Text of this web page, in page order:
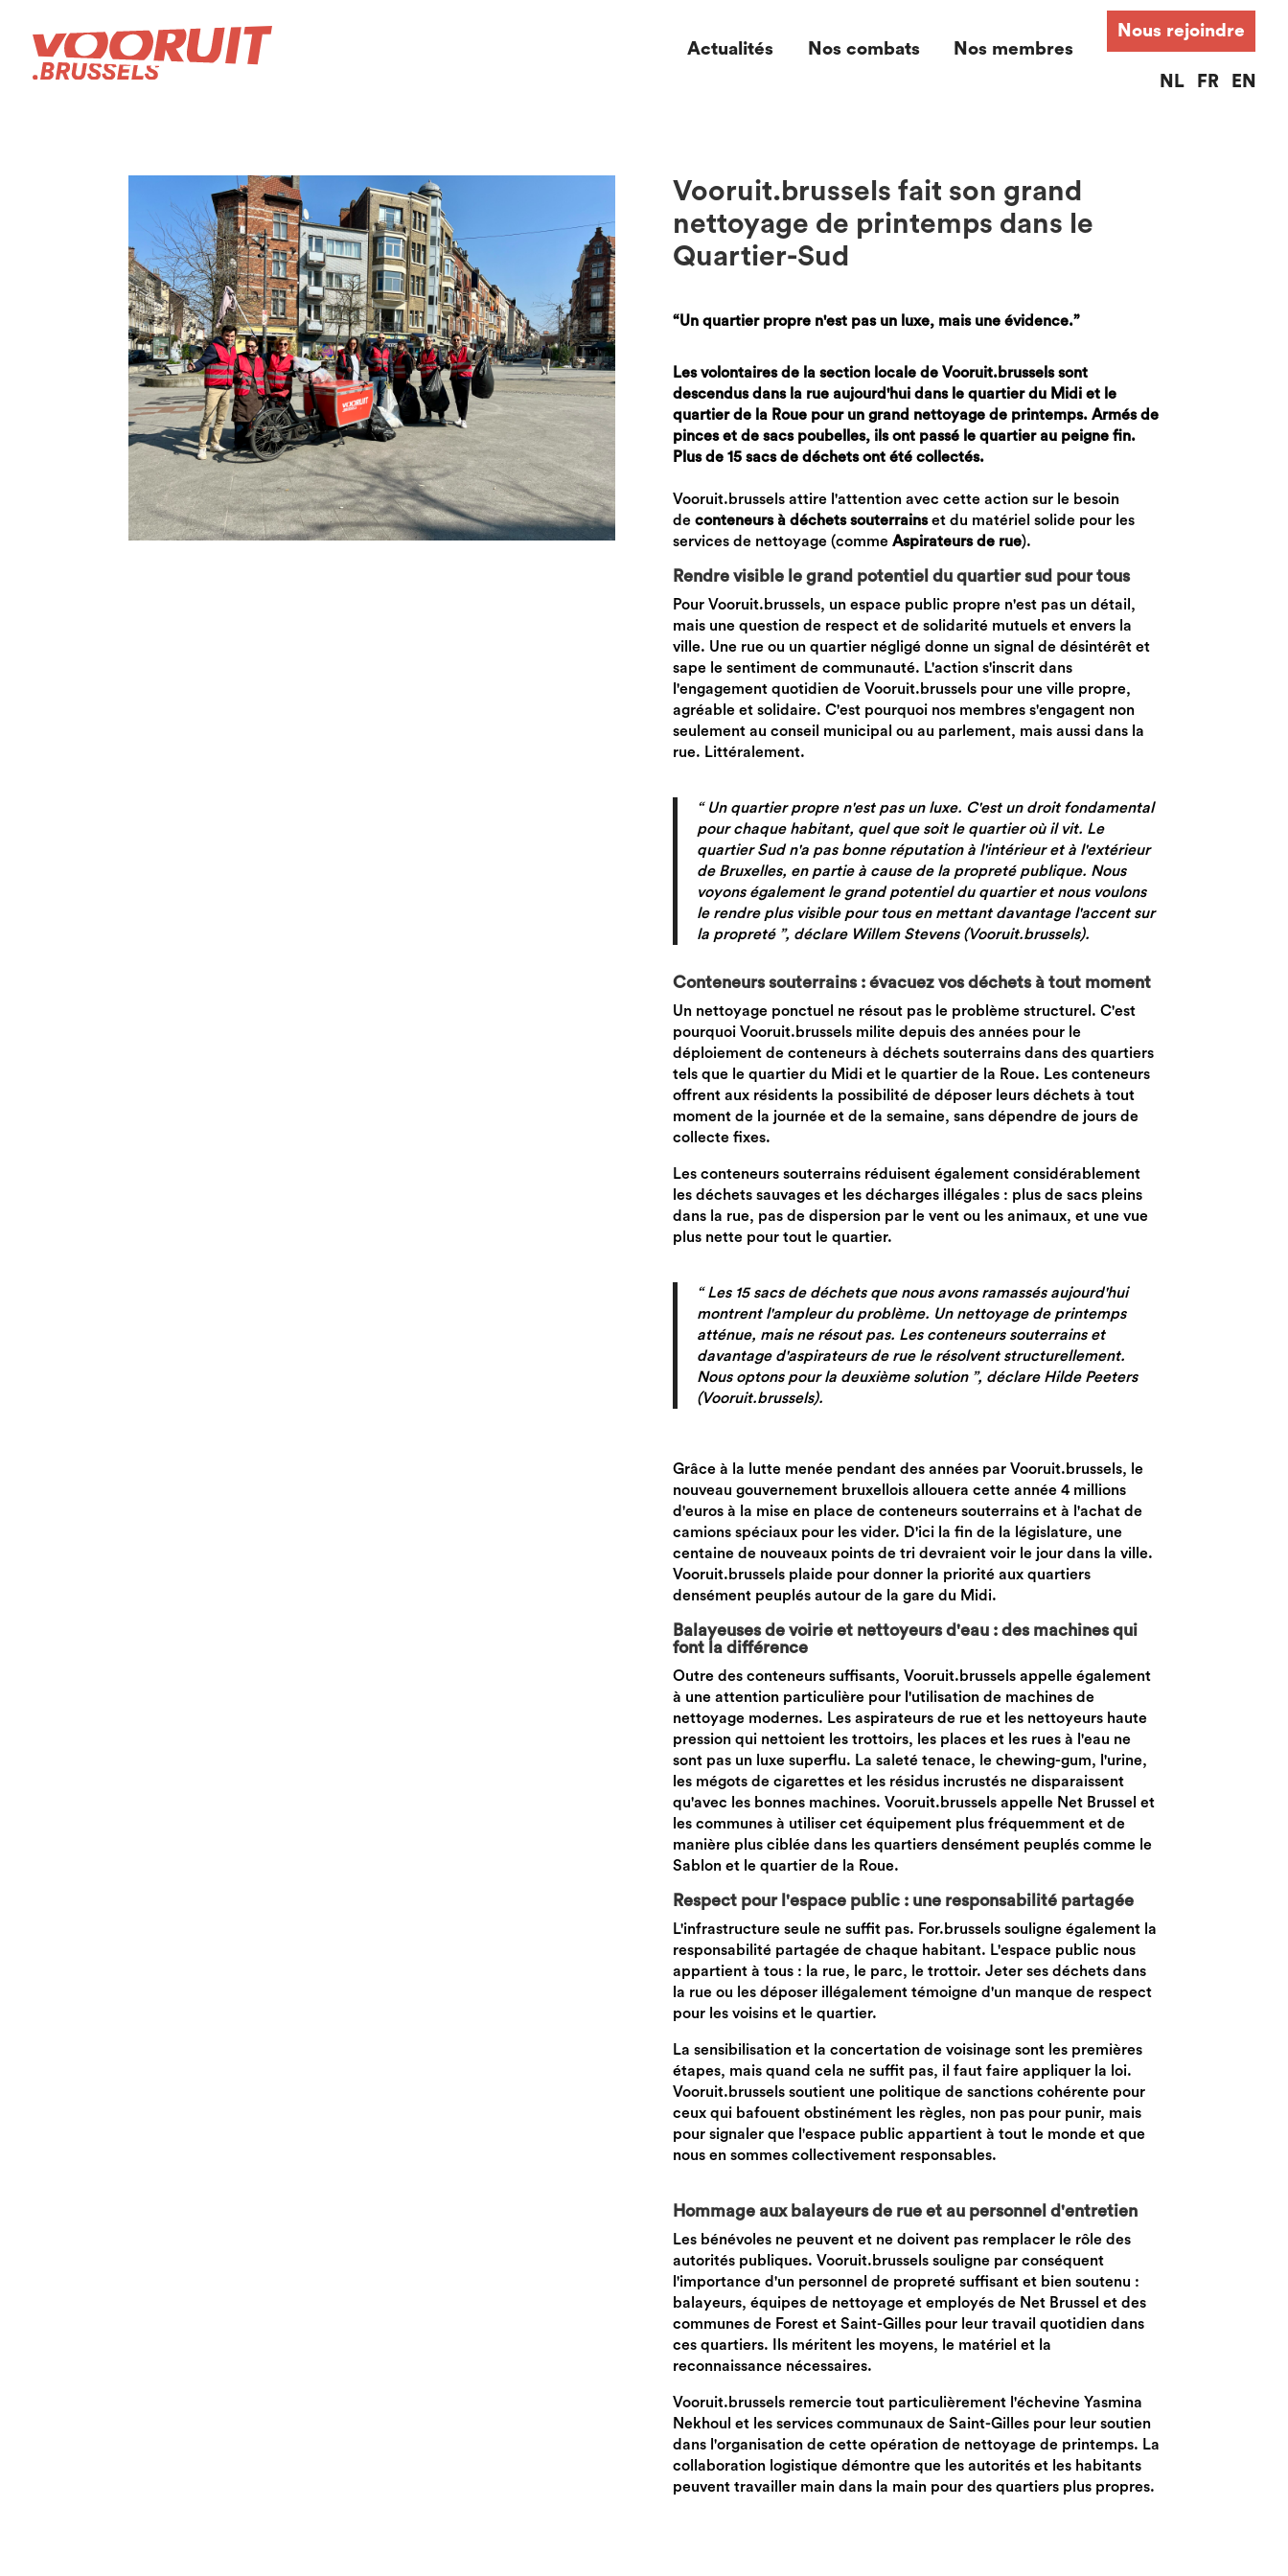
Actualités Nos combats Nos membres
Nous rejoindre
NL FR EN
Vooruit.brussels fait son grand
nettoyage de printemps dans le
Quartier-Sud
“Un quartier propre n'est pas un luxe, mais une évidence.”
Les volontaires de la section locale de Vooruit.brussels sont
descendus dans la rue aujourd'hui dans le quartier du Midi et le
quartier de la Roue pour un grand nettoyage de printemps. Armés de
pinces et de sacs poubelles, ils ont passé le quartier au peigne fin.
Plus de 15 sacs de déchets ont été collectés.
Vooruit.brussels attire l'attention avec cette action sur le besoin
de conteneurs à déchets souterrainset du matériel solide pour les
services de nettoyage (comme Aspirateurs de rue).
Rendre visible le grand potentiel du quartier sud pour tous
Pour Vooruit.brussels, un espace public propre n'est pas un détail,
mais une question de respect et de solidarité mutuels et envers la
ville. Une rue ou un quartier négligé donne un signal de désintérêt et
sape le sentiment de communauté. L'action s'inscrit dans
l'engagement quotidien de Vooruit.brussels pour une ville propre,
agréable et solidaire. C'est pourquoi nos membres s'engagent non
seulement au conseil municipal ou au parlement, mais aussi dans la
rue. Littéralement.
“ Un quartier propre n'est pas un luxe. C'est un droit fondamental
pour chaque habitant, quel que soit le quartier où il vit. Le
quartier Sud n'a pas bonne réputation à l'intérieur et à l'extérieur
de Bruxelles, en partie à cause de la propreté publique. Nous
voyons également le grand potentiel du quartier et nous voulons
le rendre plus visible pour tous en mettant davantage l'accent sur
la propreté ”, déclare Willem Stevens (Vooruit.brussels).
Conteneurs souterrains : évacuez vos déchets à tout moment
Un nettoyage ponctuel ne résout pas le problème structurel. C'est
pourquoi Vooruit.brussels milite depuis des années pour le
déploiement de conteneurs à déchets souterrains dans des quartiers
tels que le quartier du Midi et le quartier de la Roue. Les conteneurs
offrent aux résidents la possibilité de déposer leurs déchets à tout
moment de la journée et de la semaine, sans dépendre de jours de
collecte fixes.
Les conteneurs souterrains réduisent également considérablement
les déchets sauvages et les décharges illégales : plus de sacs pleins
dans la rue, pas de dispersion par le vent ou les animaux, et une vue
plus nette pour tout le quartier.
“ Les 15 sacs de déchets que nous avons ramassés aujourd'hui
montrent l'ampleur du problème. Un nettoyage de printemps
atténue, mais ne résout pas. Les conteneurs souterrains et
davantage d'aspirateurs de rue le résolvent structurellement.
Nous optons pour la deuxième solution ”, déclare Hilde Peeters
(Vooruit.brussels).
Grâce à la lutte menée pendant des années par Vooruit.brussels, le
nouveau gouvernement bruxellois allouera cette année 4 millions
d'euros à la mise en place de conteneurs souterrains et à l'achat de
camions spéciaux pour les vider. D'ici la fin de la législature, une
centaine de nouveaux points de tri devraient voir le jour dans la ville.
Vooruit.brussels plaide pour donner la priorité aux quartiers
densément peuplés autour de la gare du Midi.
Balayeuses de voirie et nettoyeurs d'eau : des machines qui
font la différence
Outre des conteneurs suffisants, Vooruit.brussels appelle également
à une attention particulière pour l'utilisation de machines de
nettoyage modernes. Les aspirateurs de rue et les nettoyeurs haute
pression qui nettoient les trottoirs, les places et les rues à l'eau ne
sont pas un luxe superflu. La saleté tenace, le chewing-gum, l'urine,
les mégots de cigarettes et les résidus incrustés ne disparaissent
qu'avec les bonnes machines. Vooruit.brussels appelle Net Brussel et
les communes à utiliser cet équipement plus fréquemment et de
manière plus ciblée dans les quartiers densément peuplés comme le
Sablon et le quartier de la Roue.
Respect pour l'espace public : une responsabilité partagée
L'infrastructure seule ne suffit pas. For.brussels souligne également la
responsabilité partagée de chaque habitant. L'espace public nous
appartient à tous : la rue, le parc, le trottoir. Jeter ses déchets dans
la rue ou les déposer illégalement témoigne d'un manque de respect
pour les voisins et le quartier.
La sensibilisation et la concertation de voisinage sont les premières
étapes, mais quand cela ne suffit pas, il faut faire appliquer la loi.
Vooruit.brussels soutient une politique de sanctions cohérente pour
ceux qui bafouent obstinément les règles, non pas pour punir, mais
pour signaler que l'espace public appartient à tout le monde et que
nous en sommes collectivement responsables.
Hommage aux balayeurs de rue et au personnel d'entretien
Les bénévoles ne peuvent et ne doivent pas remplacer le rôle des
autorités publiques. Vooruit.brussels souligne par conséquent
l'importance d'un personnel de propreté suffisant et bien soutenu :
balayeurs, équipes de nettoyage et employés de Net Brussel et des
communes de Forest et Saint-Gilles pour leur travail quotidien dans
ces quartiers. Ils méritent les moyens, le matériel et la
reconnaissance nécessaires.
Vooruit.brussels remercie tout particulièrement l'échevine Yasmina
Nekhoul et les services communaux de Saint-Gilles pour leur soutien
dans l'organisation de cette opération de nettoyage de printemps. La
collaboration logistique démontre que les autorités et les habitants
peuvent travailler main dans la main pour des quartiers plus propres.